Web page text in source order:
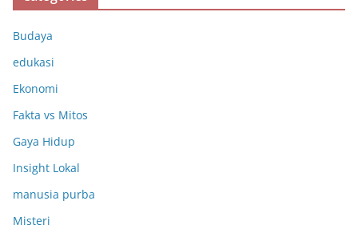
Budaya
edukasi
Ekonomi
Fakta vs Mitos
Gaya Hidup
Insight Lokal
manusia purba
Misteri